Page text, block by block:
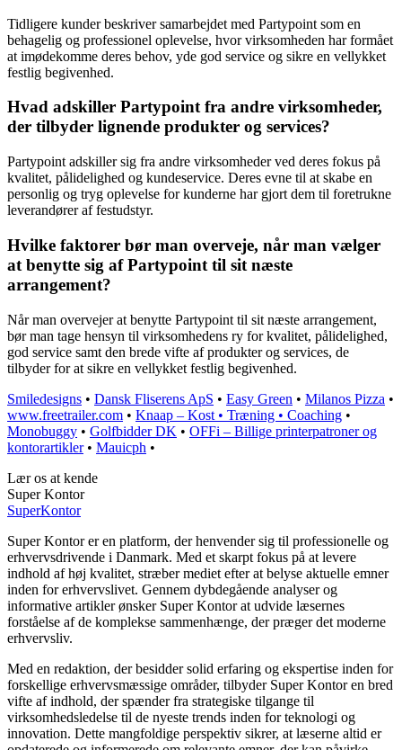
Tidligere kunder beskriver samarbejdet med Partypoint som en
behagelig og professionel oplevelse, hvor virksomheden har formået
at imødekomme deres behov, yde god service og sikre en vellykket
festlig begivenhed.
Hvad adskiller Partypoint fra andre virksomheder,
der tilbyder lignende produkter og services?
Partypoint adskiller sig fra andre virksomheder ved deres fokus på
kvalitet, pålidelighed og kundeservice. Deres evne til at skabe en
personlig og tryg oplevelse for kunderne har gjort dem til foretrukne
leverandører af festudstyr.
Hvilke faktorer bør man overveje, når man vælger
at benytte sig af Partypoint til sit næste
arrangement?
Når man overvejer at benytte Partypoint til sit næste arrangement,
bør man tage hensyn til virksomhedens ry for kvalitet, pålidelighed,
god service samt den brede vifte af produkter og services, de
tilbyder for at sikre en vellykket festlig begivenhed.
Smiledesigns • Dansk Fliserens ApS • Easy Green • Milanos Pizza •
www.freetrailer.com • Knaap – Kost • Træning • Coaching •
Monobuggy • Golfbidder DK • OFFi – Billige printerpatroner og
kontorartikler• Mauicph •
Lær os at kende
Super Kontor
SuperKontor
Super Kontor er en platform, der henvender sig til professionelle og
erhvervsdrivende i Danmark. Med et skarpt fokus på at levere
indhold af høj kvalitet, stræber mediet efter at belyse aktuelle emner
inden for erhvervslivet. Gennem dybdegående analyser og
informative artikler ønsker Super Kontor at udvide læsernes
forståelse af de komplekse sammenhænge, der præger det moderne
erhvervsliv.
Med en redaktion, der besidder solid erfaring og ekspertise inden for
forskellige erhvervsmæssige områder, tilbyder Super Kontor en bred
vifte af indhold, der spænder fra strategiske tilgange til
virksomhedsledelse til de nyeste trends inden for teknologi og
innovation. Dette mangfoldige perspektiv sikrer, at læserne altid er